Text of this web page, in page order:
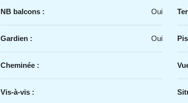
NB balcons : Oui
Gardien : Oui
Cheminée :
Vis-à-vis :